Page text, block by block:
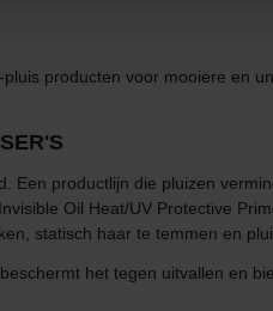
producten voor mooiere en
Een productlijn die pluizen
Oil Heat/UV Protective
statisch haar te temmen en
het tegen uitvallen en